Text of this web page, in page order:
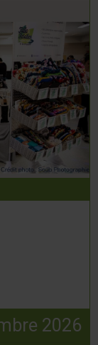
2026